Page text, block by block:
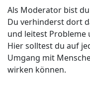
Als Moderator bist
Du verhinderst dort
und leitest Probleme
Hier solltest du auf
Umgang mit
wirken können.